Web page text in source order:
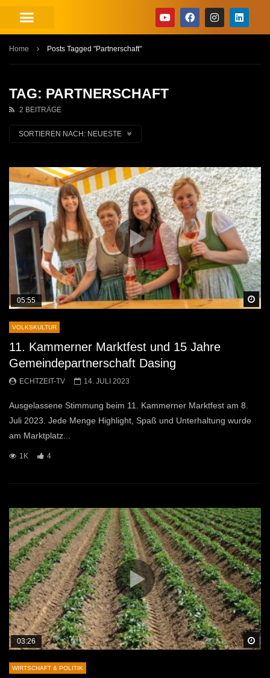
Home Posts Tagged "Partnerschaft"
TAG: PARTNERSCHAFT
2 BEITRÄGE
SORTIEREN NACH: NEUESTE
05:55
VOLKSKULTUR
11. Kammerner Marktfest und 15 Jahre
Gemeindepartnerschaft Dasing
ECHTZEIT-TV 14. JULI 2023
Ausgelassene Stimmung beim 11. Kammerner Marktfest am 8.
Juli 2023. Jede Menge Highlight, Spaß und Unterhaltung wurde
am Marktplatz...
1K 4
03:26
WIRTSCHAFT & POLITIK